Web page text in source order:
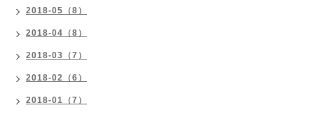
2018-05（8）
2018-04（8）
2018-03（7）
2018-02（6）
2018-01（7）